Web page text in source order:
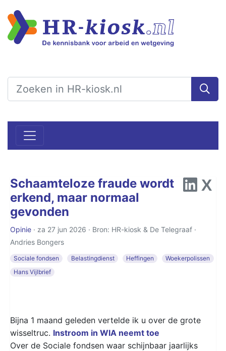
Schaamteloze fraude wordt
erkend, maar normaal
gevonden
Opinie · za 27 jun 2026 · Bron: HR-kiosk & De Telegraaf ·
Andries Bongers
Sociale fondsen Belastingdienst Heffingen
Woekerpolissen
Hans Vijlbrief
Bijna 1 maand geleden vertelde ik u over de grote
wisseltruc. Instroom in WIA neemt toe
Over de Sociale fondsen waar schijnbaar jaarlijks